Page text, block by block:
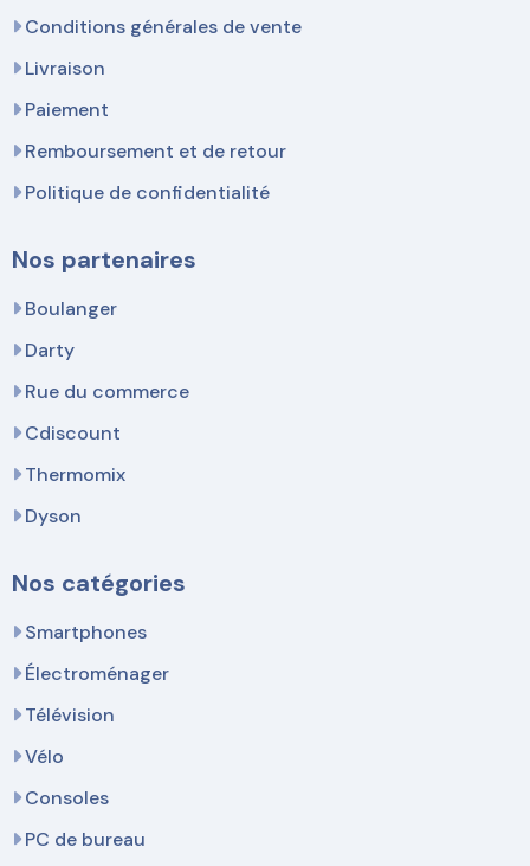
Conditions générales de vente
Livraison
Paiement
Remboursement et de retour
Politique de confidentialité
Nos partenaires
Boulanger
Darty
Rue du commerce
Cdiscount
Thermomix
Dyson
Nos catégories
Smartphones
Électroménager
Télévision
Vélo
Consoles
PC de bureau